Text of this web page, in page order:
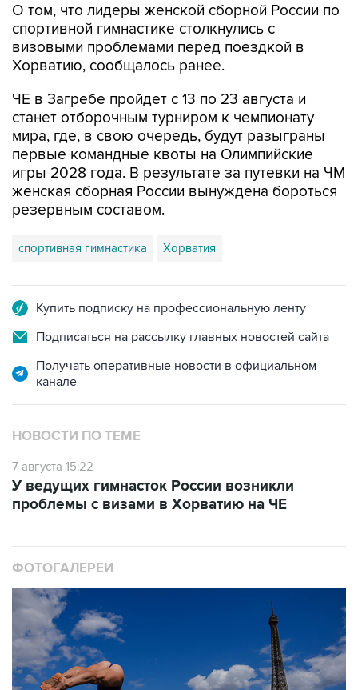
О том, что лидеры женской сборной России по
спортивной гимнастике столкнулись с
визовыми проблемами перед поездкой в
Хорватию, сообщалось ранее.
ЧЕ в Загребе пройдет с 13 по 23 августа и
станет отборочным турниром к чемпионату
мира, где, в свою очередь, будут разыграны
первые командные квоты на Олимпийские
игры 2028 года. В результате за путевки на ЧМ
женская сборная России вынуждена бороться
резервным составом.
спортивная гимнастика Хорватия
Купить подписку на профессиональную ленту
Подписаться на рассылку главных новостей сайта
Получать оперативные новости в официальном
канале
НОВОСТИ ПО ТЕМЕ
7 августа 15:22
У ведущих гимнасток России возникли
проблемы с визами в Хорватию на ЧЕ
ФОТОГАЛЕРЕИ